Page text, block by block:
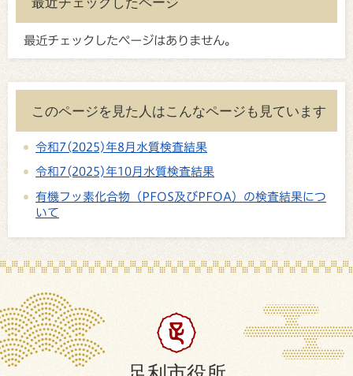
最近チェックしたページはありません。
このページを見た人はこんなページも見ています
令和7(2025)年8月水質検査結果
令和7(2025)年10月水質検査結果
有機フッ素化合物（PFOS及びPFOA）の検査結果につ
いて